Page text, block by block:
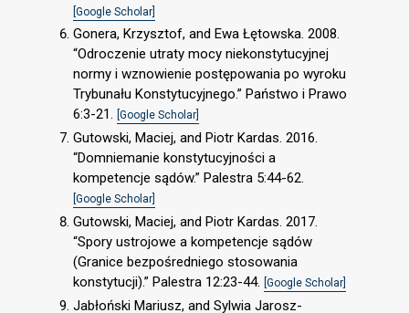
[Google Scholar]
Gonera, Krzysztof, and Ewa Łętowska. 2008.
“Odroczenie utraty mocy niekonstytucyjnej
normy i wznowienie postępowania po wyroku
Trybunału Konstytucyjnego.” Państwo i Prawo
6:3-21. [Google Scholar]
Gutowski, Maciej, and Piotr Kardas. 2016.
“Domniemanie konstytucyjności a
kompetencje sądów.” Palestra 5:44-62.
[Google Scholar]
Gutowski, Maciej, and Piotr Kardas. 2017.
“Spory ustrojowe a kompetencje sądów
(Granice bezpośredniego stosowania
konstytucji).” Palestra 12:23-44. [Google Scholar]
Jabłoński Mariusz, and Sylwia Jarosz-